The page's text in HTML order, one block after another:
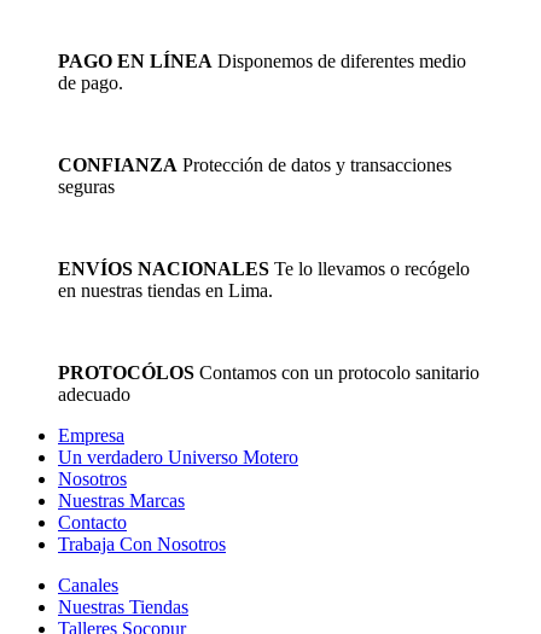
PAGO EN LÍNEA Disponemos de diferentes medio
de pago.
CONFIANZA Protección de datos y transacciones
seguras
ENVÍOS NACIONALES Te lo llevamos o recógelo
en nuestras tiendas en Lima.
PROTOCÓLOS Contamos con un protocolo sanitario
adecuado
Empresa
Un verdadero Universo Motero
Nosotros
Nuestras Marcas
Contacto
Trabaja Con Nosotros
Canales
Nuestras Tiendas
Talleres Socopur